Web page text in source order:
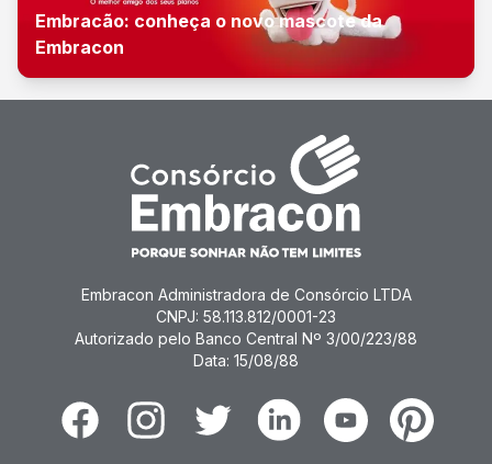
Embracão: conheça o novo mascote da
Embracon
Embracon Administradora de Consórcio LTDA
CNPJ: 58.113.812/0001-23
Autorizado pelo Banco Central Nº 3/00/223/88
Data: 15/08/88
FacebookInstagramTwitter LinkedinYoutubePinterest